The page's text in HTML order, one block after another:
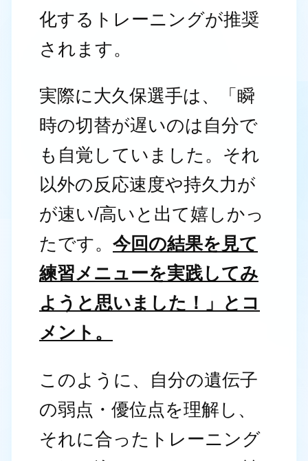
化するトレーニングが推奨
されます。
実際に大久保選手は、「瞬
時の切替が遅いのは自分で
も自覚していました。それ
以外の反応速度や持久力が
が速い/高いと出て嬉しかっ
たです。 今回の結果を見て
練習メニューを実践してみ
ようと思いました！」とコ
メント。
このように、自分の遺伝子
の弱点・優位点を理解し、
それに合ったトレーニング